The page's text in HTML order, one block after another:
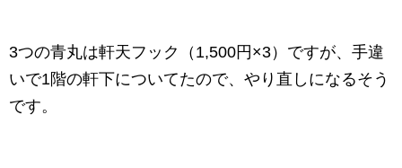
3つの青丸は軒天フック（1,500円×3）ですが、手違
いで1階の軒下についてたので、やり直しになるそう
です。